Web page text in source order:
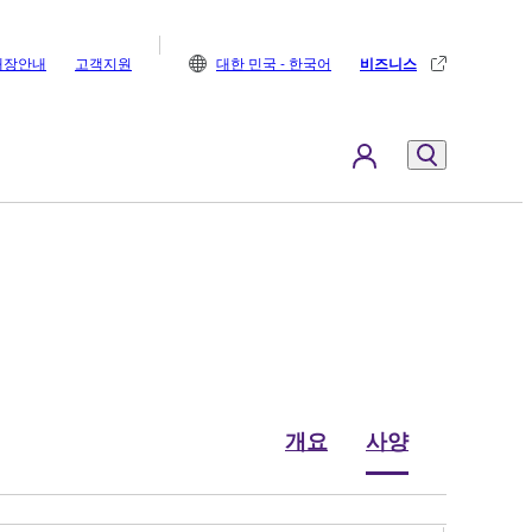
장안내 고객지원 대한 민국 - 한국어 비즈니스
개요 사양